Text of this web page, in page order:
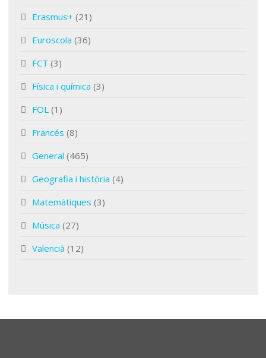
Erasmus+ (21)
Euroscola (36)
FCT (3)
Física i química (3)
FOL (1)
Francés (8)
General (465)
Geografia i història (4)
Matemàtiques (3)
Música (27)
Valencià (12)